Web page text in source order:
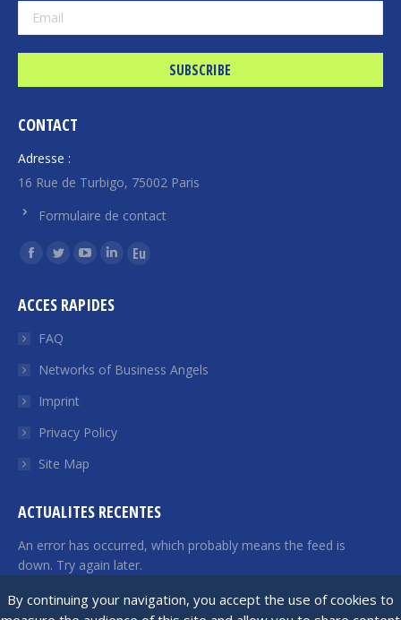
By continuing your navigation, you accept the use of cookies to
CONTACT
Adresse :
16 Rue de Turbigo, 75002 Paris
Formulaire de contact
Find us on:
Facebook
opens
window
Twitter
opens
in
window
YouTube
opens
window
Linkedin
opens
window
Euroquity
window
ACCES RAPIDES
FAQ
Networks of Business Angels
Imprint
Privacy Policy
Site Map
ACTUALITES RECENTES
An error has occurred, which probably means the feed is
down. Try again later.